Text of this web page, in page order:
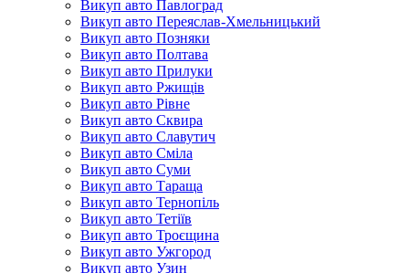
Викуп авто Павлоград
Викуп авто Переяслав-Хмельницький
Викуп авто Позняки
Викуп авто Полтава
Викуп авто Прилуки
Викуп авто Ржищів
Викуп авто Рівне
Викуп авто Сквира
Викуп авто Славутич
Викуп авто Сміла
Викуп авто Суми
Викуп авто Тараща
Викуп авто Тернопіль
Викуп авто Тетіїв
Викуп авто Троєщина
Викуп авто Ужгород
Викуп авто Узин